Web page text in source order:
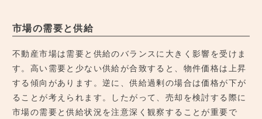
市場の需要と供給
不動産市場は需要と供給のバランスに大きく影響を受けま
す。高い需要と少ない供給が合致すると、物件価格は上昇
する傾向があります。逆に、供給過剰の場合は価格が下が
ることが考えられます。したがって、売却を検討する際に
市場の需要と供給状況を注意深く観察することが重要で